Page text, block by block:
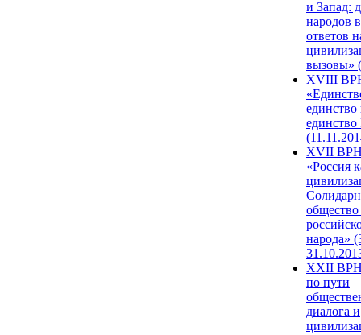
и Запад:
народов
ответов
вызовы»
XVIII
единство
единство
XVII
«Россия
народа»
XXII
по пути
диалога и